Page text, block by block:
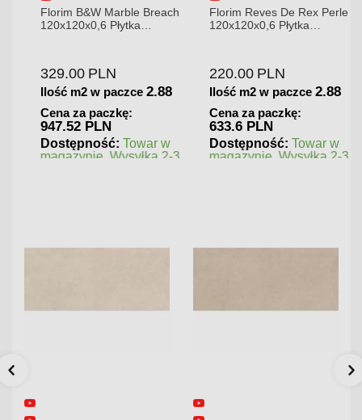
Florim B&W Marble Breach
120x120x0,6 Płytka
329.00 PLN
Ilość m2 w paczce 2.88
Cena za paczkę:
947.52 PLN
Dostępność: Towar w
magazynie. Wysyłka 2-3
Florim Reves De Rex Perle
120x120x0,6 Płytka
220.00 PLN
Ilość m2 w paczce 2.88
Cena za paczkę:
633.6 PLN
Dostępność: Towar w
magazynie. Wysyłka 2-3